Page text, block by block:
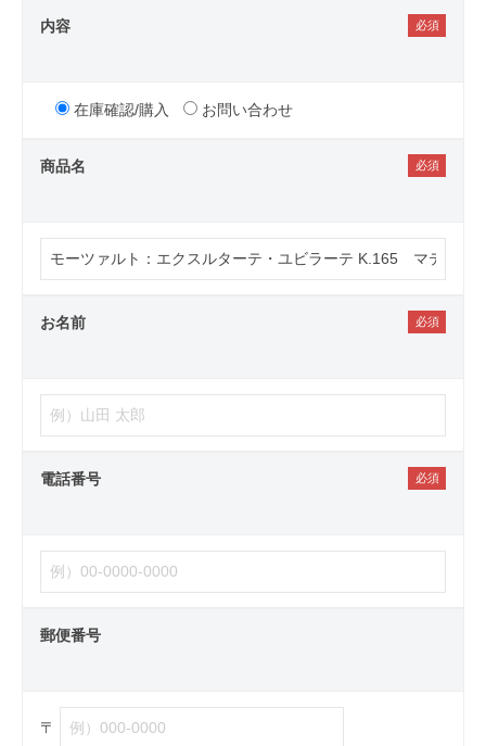
内容
在庫確認/購入 お問い合わせ
商品名
お名前
電話番号
郵便番号
〒